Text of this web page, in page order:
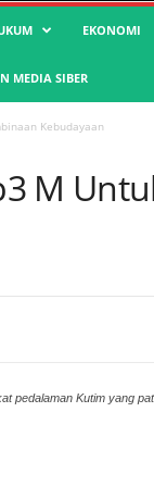
EKONOMI
MEDIA SIBER
Kebudayaan
M
pedalaman Kutim yang